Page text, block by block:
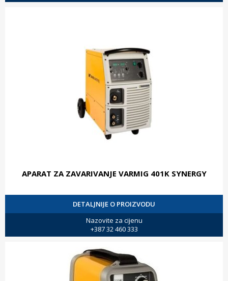
APARAT ZA ZAVARIVANJE VARMIG 401K SYNERGY
DETALJNIJE O PROIZVODU
Nazovite za cijenu
+387 32 460 333